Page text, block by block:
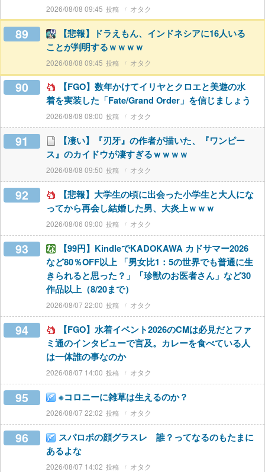
2026/08/08 09:45 オタク
89
【悲報】ドラえもん、インドネシアに16人いる
ことが判明するｗｗｗｗ
2026/08/08 09:45 オタク
90
【FGO】数年かけてイリヤとクロエと美遊の水
着を実装した「Fate/Grand Order」を信じましょう
2026/08/08 08:00 オタク
91
【凄い】『刃牙』の作者が描いた、『ワンピー
ス』のカイドウが凄すぎるｗｗｗｗ
2026/08/08 09:50 オタク
92
【悲報】大学生の頃に出会った小学生と大人にな
ってから再会し結婚した男、大炎上ｗｗｗ
2026/08/06 09:00 オタク
93
【99円】KindleでKADOKAWA カドサマー2026
など80％OFF以上 「男女比1：5の世界でも普通に生
きられると思った？」「珍獣のお医者さん」など30
作品以上（8/20まで）
2026/08/07 22:00 オタク
94
【FGO】水着イベント2026のCMは必見だとファ
ミ通のインタビューで言及。カレーを食べている人
は一体誰の事なのか
2026/08/07 14:00 オタク
95 ※コロニーに雑草は生えるのか？
2026/08/07 22:02 オタク
96
スパロボの顔グラスレ 誰？ってなるのもたまに
あるよな
2026/08/07 14:02 オタク